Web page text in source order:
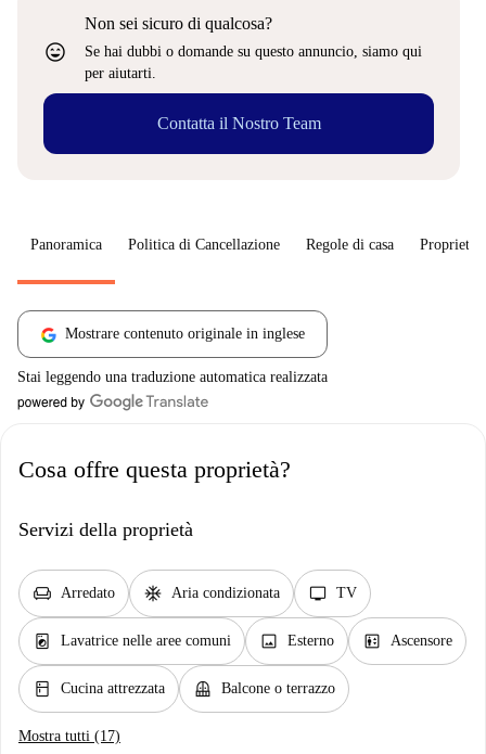
sentiment_very_satisfied
Non sei sicuro di qualcosa?
Se hai dubbi o domande su questo annuncio, siamo qui
per aiutarti.
Contatta il Nostro Team
Panoramica Politica di Cancellazione Regole di casa
Mostrare contenuto originale in inglese
Stai leggendo una traduzione automatica realizzata
Cosa offre questa proprietà?
Servizi della proprietà
chair Arredato ac_unit Aria condizionata tv TV
local_laundry_service Lavatrice nelle aree comuni image Esterno elevator Ascensore
kitchen Cucina attrezzata balcony Balcone o terrazzo
Mostra tutti (17)